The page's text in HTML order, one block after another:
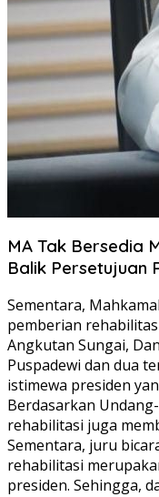
MA Tak Bersedia
Balik Persetujuan
Sementara,
pemberian
Angkutan Sungai,
Puspadewi dan dua
istimewa presiden
Berdasarkan
rehabilitasi juga
Sementara, juru
rehabilitasi
presiden. Sehingga,